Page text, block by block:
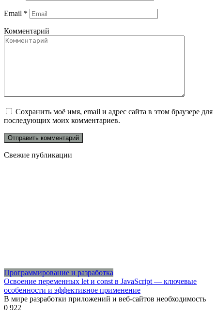
Email *
Комментарий
Сохранить моё имя, email и адрес сайта в этом браузере для
последующих моих комментариев.
Свежие публикации
Программирование и разработка
Освоение переменных let и const в JavaScript — ключевые
особенности и эффективное применение
В мире разработки приложений и веб-сайтов необходимость
0 922